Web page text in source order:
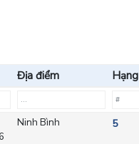
Địa điểm Hạng
Ninh Bình 5